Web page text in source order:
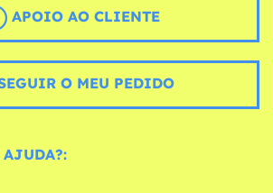
APOIO AO CLIENTE
O MEU PEDIDO
AJUDA?: